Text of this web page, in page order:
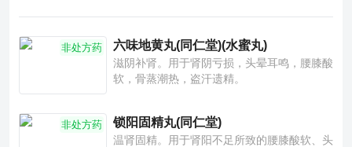
非处方药 六味地黄丸(同仁堂)(水蜜丸)
滋阴补肾。用于肾阴亏损，头晕耳鸣，腰膝酸
软，骨蒸潮热，盗汗遗精。
非处方药 锁阳固精丸(同仁堂)
温肾固精。用于肾阳不足所致的腰膝酸软、头